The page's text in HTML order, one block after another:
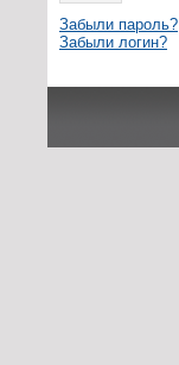
Забыли пароль?
Забыли логин?